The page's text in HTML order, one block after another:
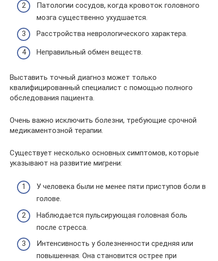
Патологии сосудов, когда кровоток головного
мозга существенно ухудшается.
Расстройства неврологического характера.
Неправильный обмен веществ.
Выставить точный диагноз может только
квалифицированный специалист с помощью полного
обследования пациента.
Очень важно исключить болезни, требующие срочной
медикаментозной терапии.
Существует несколько основных симптомов, которые
указывают на развитие мигрени:
У человека были не менее пяти приступов боли в
голове.
Наблюдается пульсирующая головная боль
после стресса.
Интенсивность у болезненности средняя или
повышенная. Она становится острее при